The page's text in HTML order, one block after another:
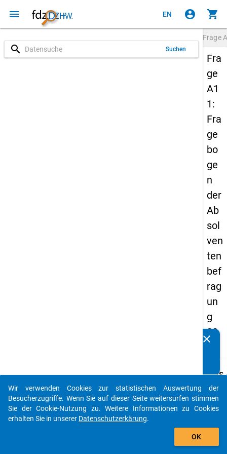
menu EN account_circle shopping_cart
search Suchen
Frage
Fra
ge
A1
1:
Fra
ge
bo
ge
n
der
Ab
sol
ven
ten
bef
rag
un
g
20
Details
A11
Wann
clear
auto_stories
add_shopping_cart
Wir verwenden Cookies zur statistischen Auswertung der
Besucherzugriffe. Wenn Sie auf dieser Seite weitersurfen stimmen
Sie der Cookie-Nutzung zu. Weitere Informationen zu Cookies
erhalten Sie in unserer Datenschutzerkärung.
OK